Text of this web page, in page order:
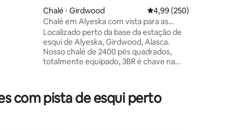
Chalé ⋅ Girdwood 4,99 de uma avaliação
4,99 (250)
Chalé em Alyeska com vista para as
montanhas Vistas | Caminhe até tudo
Localizado perto da base da estação de
esqui de Alyeska, Girdwood, Alasca.
Nosso chalé de 2400 pés quadrados,
totalmente equipado, 3BR é chave na
estadia para você e seus hóspedes!
Excelente para casais, famílias ou
com pista de esqui perto